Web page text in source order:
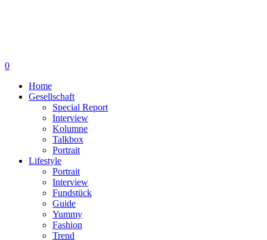
0
Home
Gesellschaft
Special Report
Interview
Kolumne
Talkbox
Portrait
Lifestyle
Portrait
Interview
Fundstück
Guide
Yummy
Fashion
Trend